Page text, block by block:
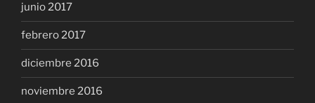
junio 2017
febrero 2017
diciembre 2016
noviembre 2016